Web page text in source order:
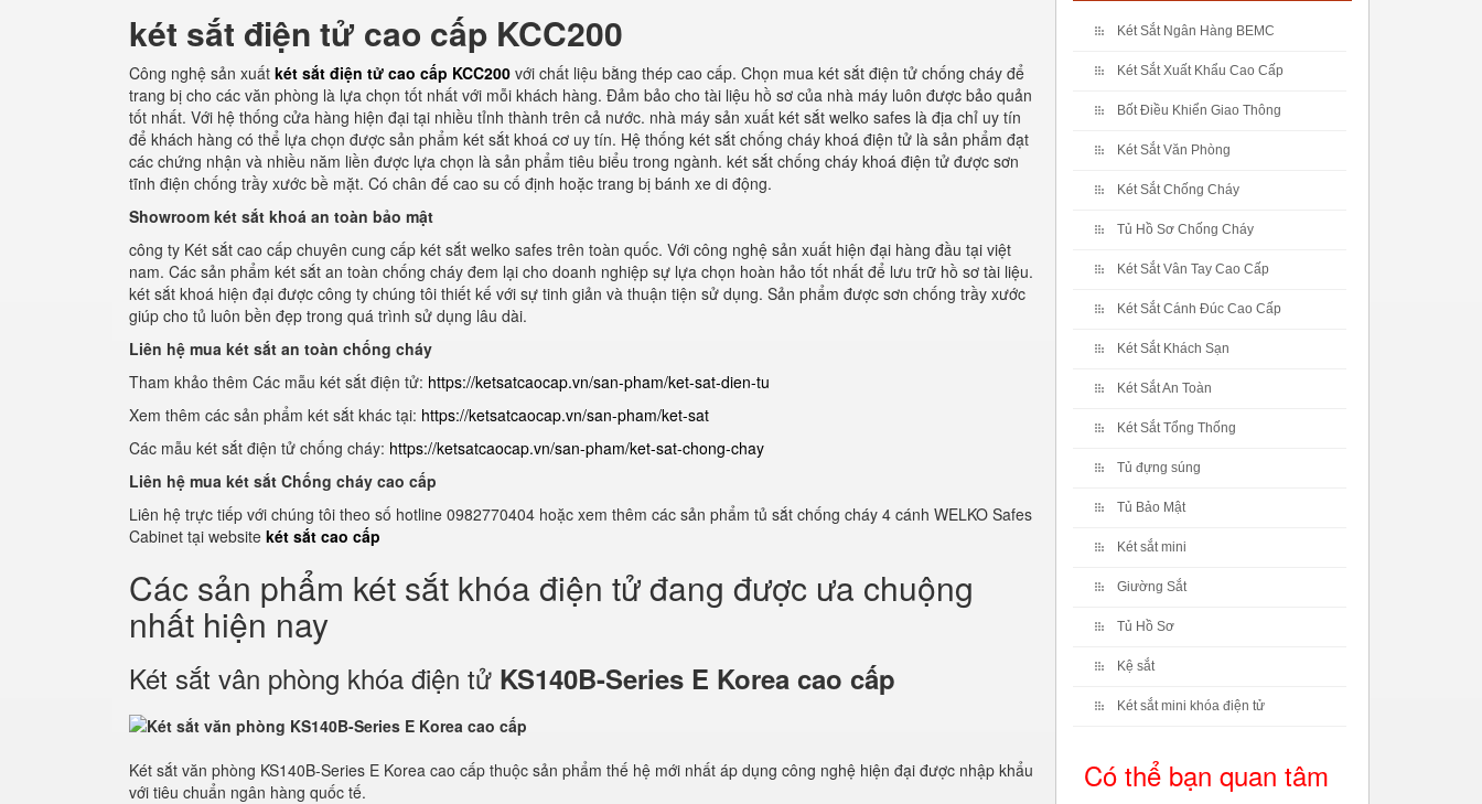
két sắt điện tử cao cấp KCC200
Công nghệ sản xuất két sắt điện tử cao cấp KCC200 với chất liệu bằng thép cao cấp. Chọn mua két sắt điện tử chống cháy để
trang bị cho các văn phòng là lựa chọn tốt nhất với mỗi khách hàng. Đảm bảo cho tài liệu hồ sơ của nhà máy luôn được bảo quản
tốt nhất. Với hệ thống cửa hàng hiện đại tại nhiều tỉnh thành trên cả nước. nhà máy sản xuất két sắt welko safes là địa chỉ uy tín
để khách hàng có thể lựa chọn được sản phẩm két sắt khoá cơ uy tín. Hệ thống két sắt chống cháy khoá điện tử là sản phẩm đạt
các chứng nhận và nhiều năm liền được lựa chọn là sản phẩm tiêu biểu trong ngành. két sắt chống cháy khoá điện tử được sơn
tĩnh điện chống trầy xước bề mặt. Có chân đế cao su cố định hoặc trang bị bánh xe di động.
Showroom két sắt khoá an toàn bảo mật
công ty Két sắt cao cấp chuyên cung cấp két sắt welko safes trên toàn quốc. Với công nghệ sản xuất hiện đại hàng đầu tại việt
nam. Các sản phẩm két sắt an toàn chống cháy đem lại cho doanh nghiệp sự lựa chọn hoàn hảo tốt nhất để lưu trữ hồ sơ tài liệu.
két sắt khoá hiện đại được công ty chúng tôi thiết kế với sự tinh giản và thuận tiện sử dụng. Sản phẩm được sơn chống trầy xước
giúp cho tủ luôn bền đẹp trong quá trình sử dụng lâu dài.
Liên hệ mua két sắt an toàn chống cháy
Tham khảo thêm Các mẫu két sắt điện tử: https://ketsatcaocap.vn/san-pham/ket-sat-dien-tu
Xem thêm các sản phẩm két sắt khác tại: https://ketsatcaocap.vn/san-pham/ket-sat
Các mẫu két sắt điện tử chống cháy: https://ketsatcaocap.vn/san-pham/ket-sat-chong-chay
Liên hệ mua két sắt Chống cháy cao cấp
Liên hệ trực tiếp với chúng tôi theo số hotline 0982770404 hoặc xem thêm các sản phẩm tủ sắt chống cháy 4 cánh WELKO Safes
Cabinet tại website két sắt cao cấp
Các sản phẩm két sắt khóa điện tử đang được ưa chuộng
nhất hiện nay
Két sắt vân phòng khóa điện tử KS140B-Series E Korea cao cấp
Két sắt văn phòng KS140B-Series E Korea cao cấp thuộc sản phẩm thế hệ mới nhất áp dụng công nghệ hiện đại được nhập khẩu
với tiêu chuẩn ngân hàng quốc tế.
Két Sắt Ngân Hàng BEMC
Két Sắt Xuất Khẩu Cao Cấp
Bốt Điều Khiển Giao Thông
Két Sắt Văn Phòng
Két Sắt Chống Cháy
Tủ Hồ Sơ Chống Cháy
Két Sắt Vân Tay Cao Cấp
Két Sắt Cánh Đúc Cao Cấp
Két Sắt Khách Sạn
Két Sắt An Toàn
Két Sắt Tổng Thống
Tủ đựng súng
Tủ Bảo Mật
Két sắt mini
Giường Sắt
Tủ Hồ Sơ
Kệ sắt
Két sắt mini khóa điện tử
Có thể bạn quan tâm